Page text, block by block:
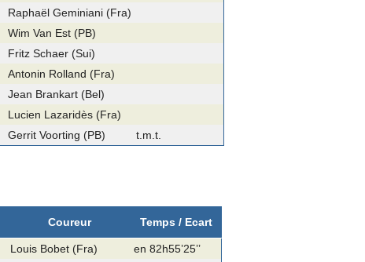
Raphaël Geminiani (Fra)
Wim Van Est (PB)
Fritz Schaer (Sui)
Antonin Rolland (Fra)
Jean Brankart (Bel)
Lucien Lazaridès (Fra)
Gerrit Voorting (PB) t.m.t.
Coureur Temps / Ecart
Louis Bobet (Fra)
en 82h55’25’’